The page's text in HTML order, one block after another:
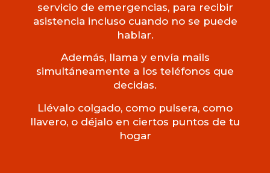
servicio de emergencias, para recibir
asistencia incluso cuando no se puede
hablar.
Además, llama y envía mails
simultáneamente a los teléfonos que
decidas.
Llévalo colgado, como pulsera, como
llavero, o déjalo en ciertos puntos de tu
hogar